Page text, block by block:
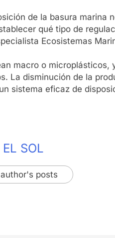
de la basura marina
qué tipo de
Ecosistemas
macro o
La disminución de la
sistema eficaz de
SOL
posts